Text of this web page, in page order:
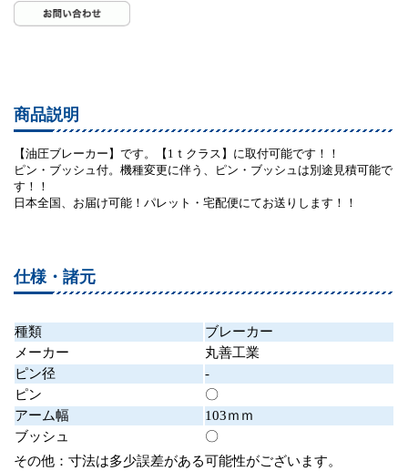
商品説明
【油圧ブレーカー】です。【1ｔクラス】に取付可能です！！
ピン・ブッシュ付。機種変更に伴う、ピン・ブッシュは別途見積可能で
す！！
日本全国、お届け可能！パレット・宅配便にてお送りします！！
仕様・諸元
種類
ブレーカー
メーカー
丸善工業
ピン径
-
ピン
〇
アーム幅
103ｍｍ
ブッシュ
〇
その他：寸法は多少誤差がある可能性がございます。